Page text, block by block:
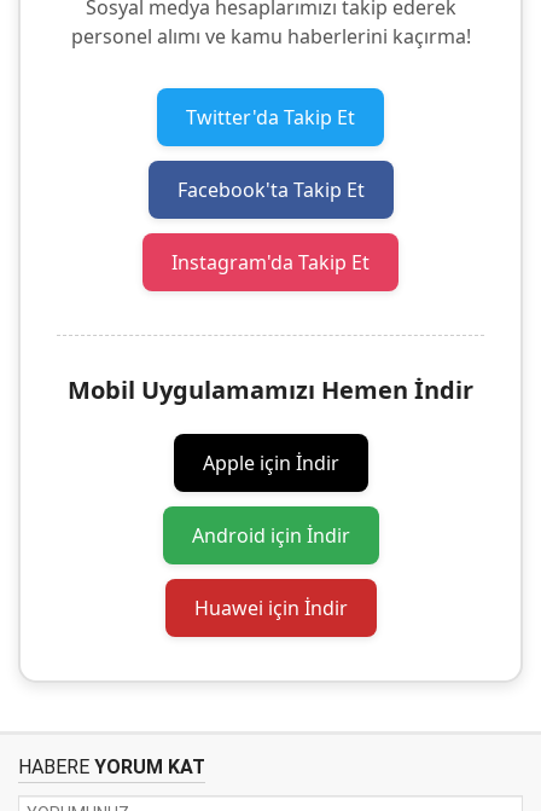
Sosyal medya hesaplarımızı takip ederek
personel alımı ve kamu haberlerini kaçırma!
Twitter'da Takip Et
Facebook'ta Takip Et
Instagram'da Takip Et
Mobil Uygulamamızı Hemen İndir
Apple için İndir
Android için İndir
Huawei için İndir
HABERE YORUM KAT